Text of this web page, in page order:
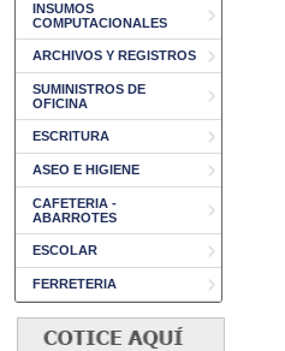
INSUMOS
COMPUTACIONALES
ARCHIVOS Y REGISTROS
SUMINISTROS DE
OFICINA
ESCRITURA
ASEO E HIGIENE
CAFETERIA -
ABARROTES
ESCOLAR
FERRETERIA